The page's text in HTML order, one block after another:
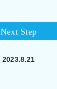
Next Step
2023.8.21